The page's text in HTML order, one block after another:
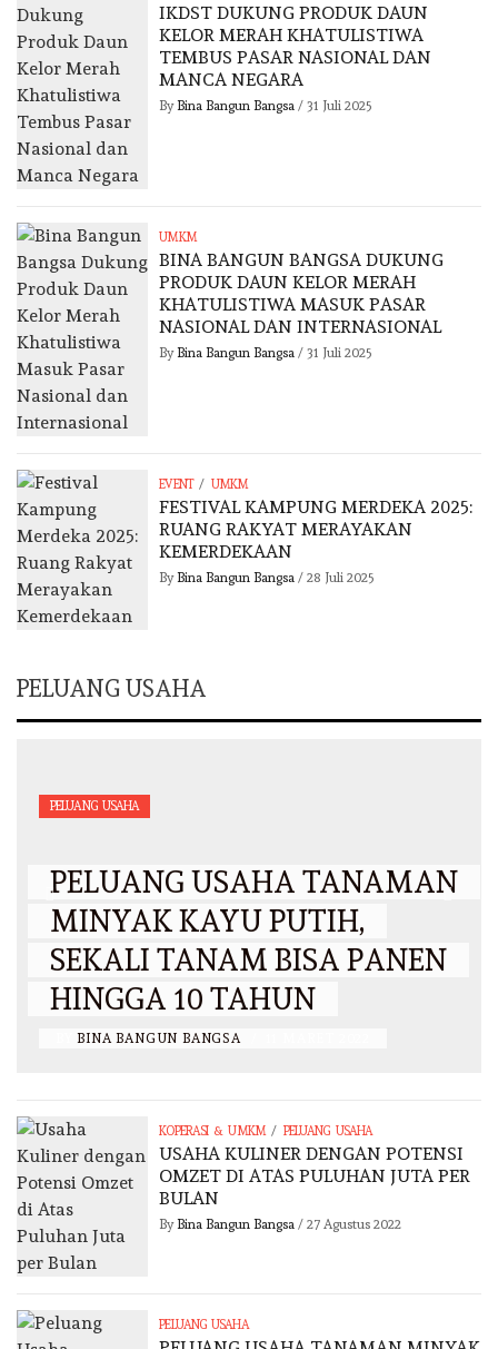
IKDST DUKUNG PRODUK DAUN
KELOR MERAH KHATULISTIWA
TEMBUS PASAR NASIONAL DAN
MANCA NEGARA
By Bina Bangun Bangsa / 31 Juli 2025
UMKM
BINA BANGUN BANGSA DUKUNG
PRODUK DAUN KELOR MERAH
KHATULISTIWA MASUK PASAR
NASIONAL DAN INTERNASIONAL
By Bina Bangun Bangsa / 31 Juli 2025
EVENT / UMKM
FESTIVAL KAMPUNG MERDEKA 2025:
RUANG RAKYAT MERAYAKAN
KEMERDEKAAN
By Bina Bangun Bangsa / 28 Juli 2025
PELUANG USAHA
PELUANG USAHA
PELUANG USAHA TANAMAN
MINYAK KAYU PUTIH,
SEKALI TANAM BISA PANEN
HINGGA 10 TAHUN
BINA BANGUN BANGSA
KOPERASI & UMKM / PELUANG USAHA
USAHA KULINER DENGAN POTENSI
OMZET DI ATAS PULUHAN JUTA PER
BULAN
By Bina Bangun Bangsa / 27 Agustus 2022
PELUANG USAHA